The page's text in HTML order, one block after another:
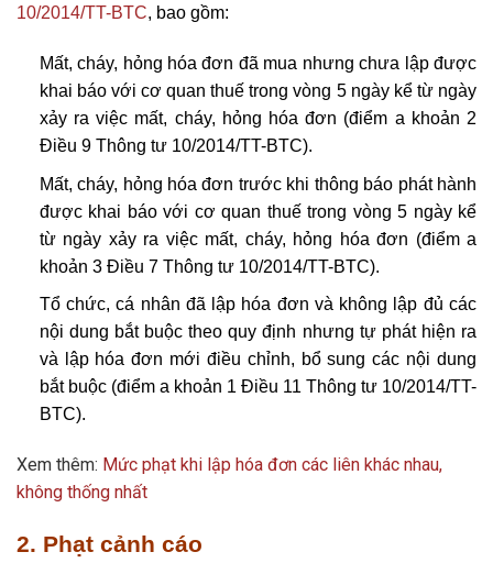
10/2014/TT-BTC, bao gồm:
Mất, cháy, hỏng hóa đơn đã mua nhưng chưa lập được
khai báo với cơ quan thuế trong vòng 5 ngày kể từ ngày
xảy ra việc mất, cháy, hỏng hóa đơn (điểm a khoản 2
Điều 9 Thông tư 10/2014/TT-BTC).
Mất, cháy, hỏng hóa đơn trước khi thông báo phát hành
được khai báo với cơ quan thuế trong vòng 5 ngày kể
từ ngày xảy ra việc mất, cháy, hỏng hóa đơn (điểm a
khoản 3 Điều 7 Thông tư 10/2014/TT-BTC).
Tổ chức, cá nhân đã lập hóa đơn và không lập đủ các
nội dung bắt buộc theo quy định nhưng tự phát hiện ra
và lập hóa đơn mới điều chỉnh, bổ sung các nội dung
bắt buộc (điểm a khoản 1 Điều 11 Thông tư 10/2014/TT-
BTC).
Xem thêm: Mức phạt khi lập hóa đơn các liên khác nhau,
không thống nhất
2. Phạt cảnh cáo